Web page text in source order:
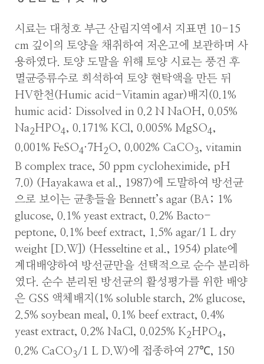
시료는 대청호 부근 산림지역에서 지표면 10-15
cm 깊이의 토양을 채취하여 저온고에 보관하며 사
용하였다. 토양 도말을 위해 토양 시료는 풍건 후
멸균증류수로 희석하여 토양 현탁액을 만든 뒤
HV한천(Humic acid-Vitamin agar)배지(0.1%
humic acid: Dissolved in 0.2 N NaOH, 0.05%
Na2 HPO4, 0.171% KCl, 0.005% MgSO4,
0.001% FeSO4·7H 2O, 0.002% CaCO3, vitamin
B complex trace, 50 ppm cycloheximide, pH
7.0) (Hayakawa et al., 1987)에 도말하여 방선균
으로 보이는 균총들을 Bennett’s agar (BA; 1%
glucose, 0.1% yeast extract, 0.2% Bacto-
peptone, 0.1% beef extract, 1.5% agar/1 L dry
weight [D.W]) (Hesseltine et al., 1954) plate에
계대배양하여 방선균만을 선택적으로 순수 분리하
였다. 순수 분리된 방선균의 활성평가를 위한 배양
은 GSS 액체배지(1% soluble starch, 2% glucose,
2.5% soybean meal, 0.1% beef extract, 0.4%
yeast extract, 0.2% NaCl, 0.025% K2HPO4,
0.2% CaCO3/1 L D.W)에 접종하여 27℃, 150